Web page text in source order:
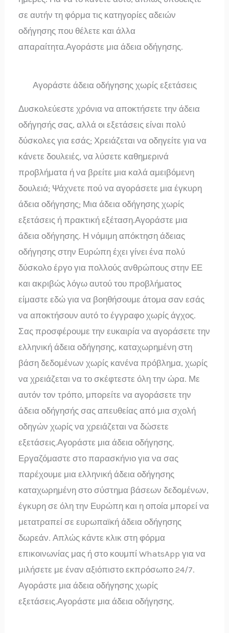
σε αυτήν τη φόρμα τις κατηγορίες αδειών
οδήγησης που θέλετε και άλλα
απαραίτητα.Αγοράστε μια άδεια οδήγησης.
Αγοράστε άδεια οδήγησης χωρίς εξετάσεις
Δυσκολεύεστε χρόνια να αποκτήσετε την άδεια
οδήγησής σας, αλλά οι εξετάσεις είναι πολύ
δύσκολες για εσάς; Χρειάζεται να οδηγείτε για να
κάνετε δουλειές, να λύσετε καθημερινά
προβλήματα ή να βρείτε μια καλά αμειβόμενη
δουλειά; Ψάχνετε πού να αγοράσετε μια έγκυρη
άδεια οδήγησης; Μια άδεια οδήγησης χωρίς
εξετάσεις ή πρακτική εξέταση.Αγοράστε μια
άδεια οδήγησης. Η νόμιμη απόκτηση άδειας
οδήγησης στην Ευρώπη έχει γίνει ένα πολύ
δύσκολο έργο για πολλούς ανθρώπους στην ΕΕ
και ακριβώς λόγω αυτού του προβλήματος
είμαστε εδώ για να βοηθήσουμε άτομα σαν εσάς
να αποκτήσουν αυτό το έγγραφο χωρίς άγχος.
Σας προσφέρουμε την ευκαιρία να αγοράσετε την
ελληνική άδεια οδήγησης, καταχωρημένη στη
βάση δεδομένων χωρίς κανένα πρόβλημα, χωρίς
να χρειάζεται να το σκέφτεστε όλη την ώρα. Με
αυτόν τον τρόπο, μπορείτε να αγοράσετε την
άδεια οδήγησής σας απευθείας από μια σχολή
οδηγών χωρίς να χρειάζεται να δώσετε
εξετάσεις.Αγοράστε μια άδεια οδήγησης.
Εργαζόμαστε στο παρασκήνιο για να σας
παρέχουμε μια ελληνική άδεια οδήγησης
καταχωρημένη στο σύστημα βάσεων δεδομένων,
έγκυρη σε όλη την Ευρώπη και η οποία μπορεί να
μετατραπεί σε ευρωπαϊκή άδεια οδήγησης
δωρεάν. Απλώς κάντε κλικ στη φόρμα
επικοινωνίας μας ή στο κουμπί WhatsApp για να
μιλήσετε με έναν αξιόπιστο εκπρόσωπο 24/7.
Αγοράστε μια άδεια οδήγησης χωρίς
εξετάσεις.Αγοράστε μια άδεια οδήγησης.